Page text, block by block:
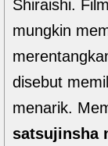
Shiraishi.
mungkin
disebut
menarik.
satsujinsha